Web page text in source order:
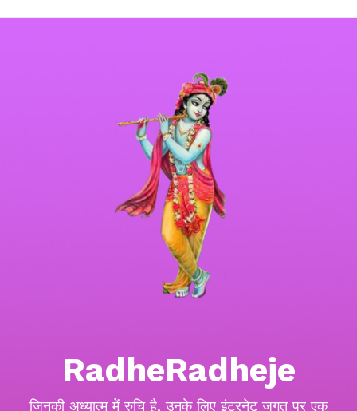
RadheRadheje
जिनकी अध्यात्म में रुचि है, उनके लिए इंटरनेट जगत पर एक